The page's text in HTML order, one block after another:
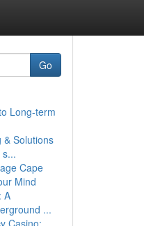
Go
Long-term
& Solutions
Cape
Mind
A
...
Casino: